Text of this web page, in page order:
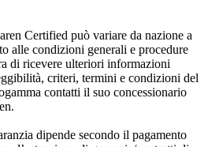
Certified può variare da nazione a
alle condizioni generali e procedure
di ricevere ulteriori informazioni
criteri, termini e condizioni del
contatti il suo concessionario
dipende secondo il pagamento